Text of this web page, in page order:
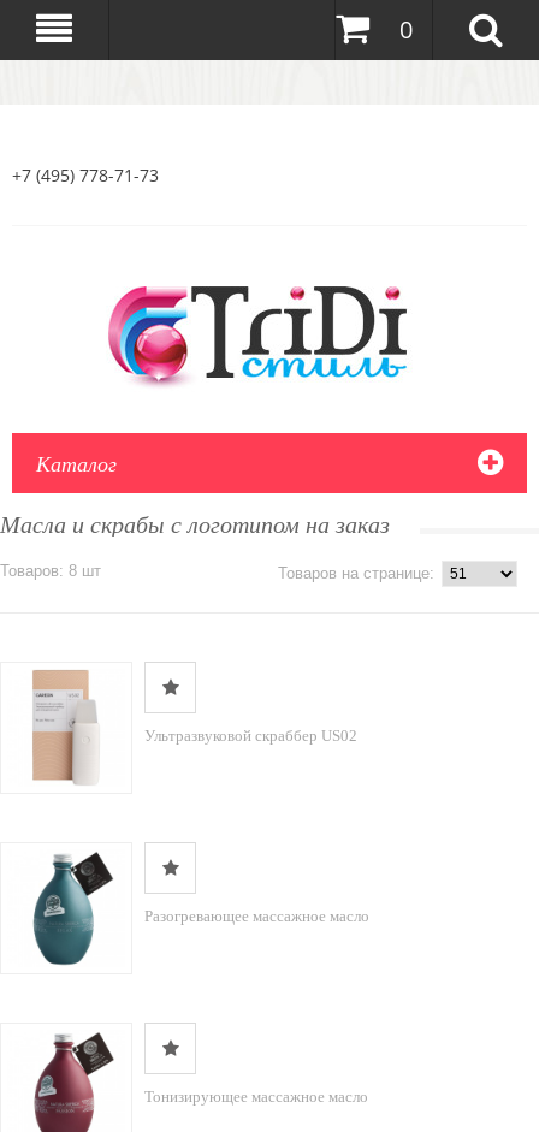
0
+7 (495) 778-71-73
Каталог
Масла и скрабы с логотипом на заказ
Товаров: 8 шт Товаров на странице:
Ультразвуковой скраббер US02
Разогревающее массажное масло
Тонизирующее массажное масло